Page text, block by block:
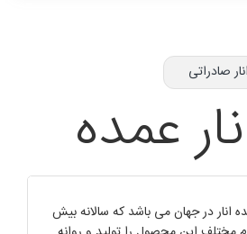
انار صادراتی
عمده
انار در جهان می باشد که سالانه بیش